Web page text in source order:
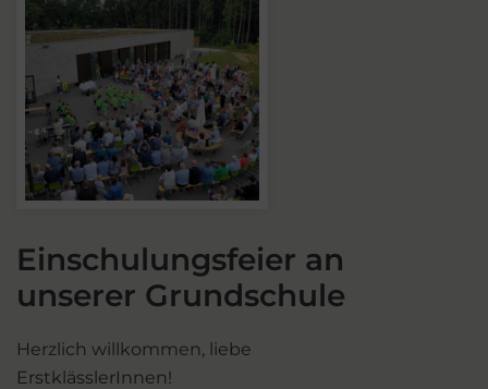
Einschulungsfeier an
unserer Grundschule
Herzlich willkommen, liebe
ErstklässlerInnen!